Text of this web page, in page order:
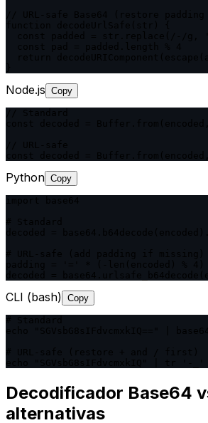
const padded = str.replace(/-/g,
return
Node.js Copy
const decoded =
const decoded =
Python Copy
decoded =
CLI (bash) Copy
Decodificador Base64
alternativas